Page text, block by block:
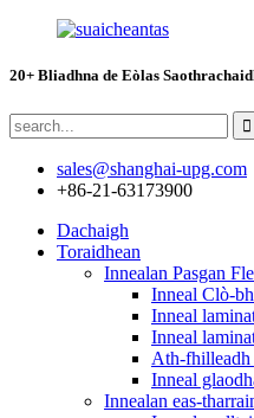
20+ Bliadhna de Eòlas
sales@shanghai-upg.com
+86-21-63173900
Dachaigh
Toraidhean
Innealan Pasgan
Inneal Clò-
Inneal
Inneal
Ath-fhilleadh
Inneal
Innealan eas-